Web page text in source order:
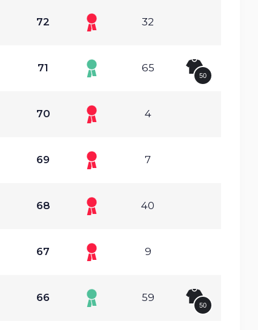
72 32
71 65
50
70 4
69 7
68 40
67 9
66 59
50